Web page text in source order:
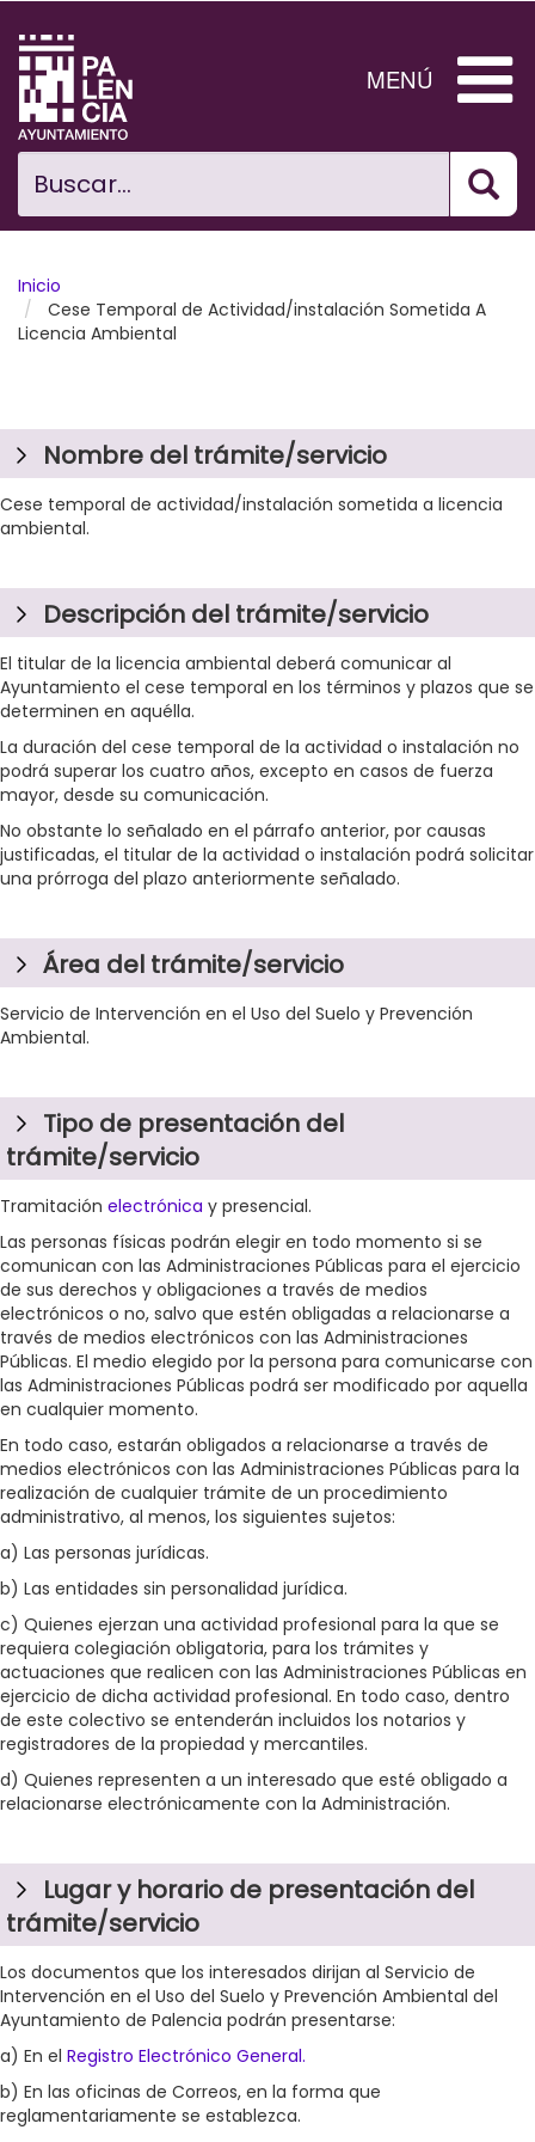
contenido
principal
Buscar...
MENÚ
Ciudad
El Ayuntamiento
Noticias
Planificación Ciudad
Inicio
Cese Temporal de Actividad/instalación Sometida A
Licencia Ambiental
Nombre del trámite/servicio
Cese temporal de actividad/instalación sometida a licencia
ambiental.
Descripción del trámite/servicio
El titular de la licencia ambiental deberá comunicar al
Ayuntamiento el cese temporal en los términos y plazos que se
determinen en aquélla.
La duración del cese temporal de la actividad o instalación no
podrá superar los cuatro años, excepto en casos de fuerza
mayor, desde su comunicación.
No obstante lo señalado en el párrafo anterior, por causas
justificadas, el titular de la actividad o instalación podrá solicitar
una prórroga del plazo anteriormente señalado.
Área del trámite/servicio
Servicio de Intervención en el Uso del Suelo y Prevención
Ambiental.
Tipo de presentación del
trámite/servicio
Tramitación electrónica y presencial.
Las personas físicas podrán elegir en todo momento si se
comunican con las Administraciones Públicas para el ejercicio
de sus derechos y obligaciones a través de medios
electrónicos o no, salvo que estén obligadas a relacionarse a
través de medios electrónicos con las Administraciones
Públicas. El medio elegido por la persona para comunicarse con
las Administraciones Públicas podrá ser modificado por aquella
en cualquier momento.
En todo caso, estarán obligados a relacionarse a través de
medios electrónicos con las Administraciones Públicas para la
realización de cualquier trámite de un procedimiento
administrativo, al menos, los siguientes sujetos:
a) Las personas jurídicas.
b) Las entidades sin personalidad jurídica.
c) Quienes ejerzan una actividad profesional para la que se
requiera colegiación obligatoria, para los trámites y
actuaciones que realicen con las Administraciones Públicas en
ejercicio de dicha actividad profesional. En todo caso, dentro
de este colectivo se entenderán incluidos los notarios y
registradores de la propiedad y mercantiles.
d) Quienes representen a un interesado que esté obligado a
relacionarse electrónicamente con la Administración.
Lugar y horario de presentación del
trámite/servicio
Los documentos que los interesados dirijan al Servicio de
Intervención en el Uso del Suelo y Prevención Ambiental del
Ayuntamiento de Palencia podrán presentarse:
a) En el Registro Electrónico General.
b) En las oficinas de Correos, en la forma que
reglamentariamente se establezca.